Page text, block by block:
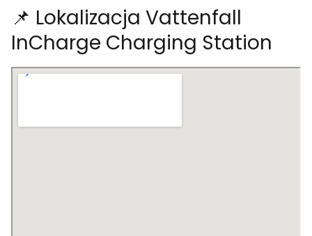
📌 Lokalizacja Vattenfall
InCharge Charging Station